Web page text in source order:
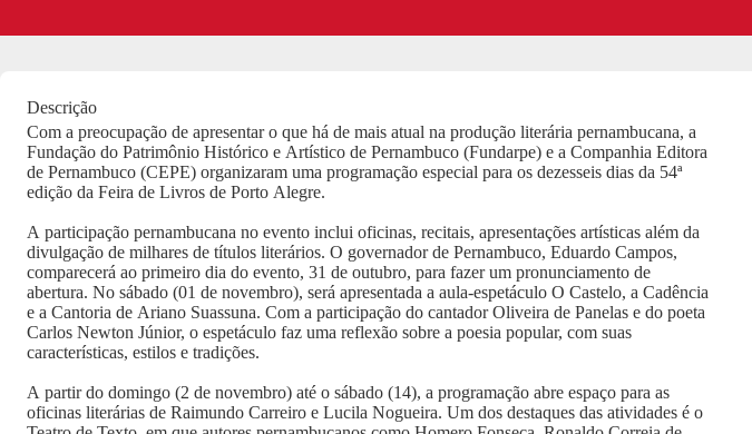
Descrição
Com a preocupação de apresentar o que há de mais atual na produção literária pernambucana, a
Fundação do Patrimônio Histórico e Artístico de Pernambuco (Fundarpe) e a Companhia Editora
de Pernambuco (CEPE) organizaram uma programação especial para os dezesseis dias da 54ª
edição da Feira de Livros de Porto Alegre.
A participação pernambucana no evento inclui oficinas, recitais, apresentações artísticas além da
divulgação de milhares de títulos literários. O governador de Pernambuco, Eduardo Campos,
comparecerá ao primeiro dia do evento, 31 de outubro, para fazer um pronunciamento de
abertura. No sábado (01 de novembro), será apresentada a aula-espetáculo O Castelo, a Cadência
e a Cantoria de Ariano Suassuna. Com a participação do cantador Oliveira de Panelas e do poeta
Carlos Newton Júnior, o espetáculo faz uma reflexão sobre a poesia popular, com suas
características, estilos e tradições.
A partir do domingo (2 de novembro) até o sábado (14), a programação abre espaço para as
oficinas literárias de Raimundo Carreiro e Lucila Nogueira. Um dos destaques das atividades é o